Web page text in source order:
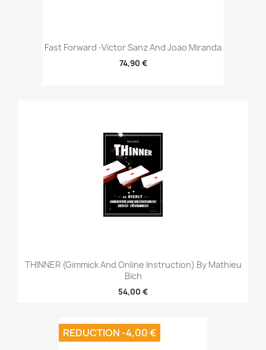
Fast Forward -Victor Sanz And Joao Miranda
74,90 €
THINNER (Gimmick And Online Instruction) By Mathieu
Bich
54,00 €
REDUCTION -4,00 €